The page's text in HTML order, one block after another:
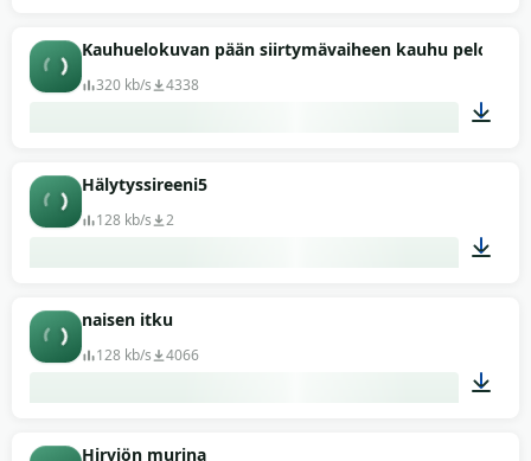
00:04
Kauhuelokuvan pään siirtymävaiheen kauhu
320 kb/s 4338
Hälytyssireeni5
128 kb/s 2
naisen itku
128 kb/s 4066
Hirviön murina